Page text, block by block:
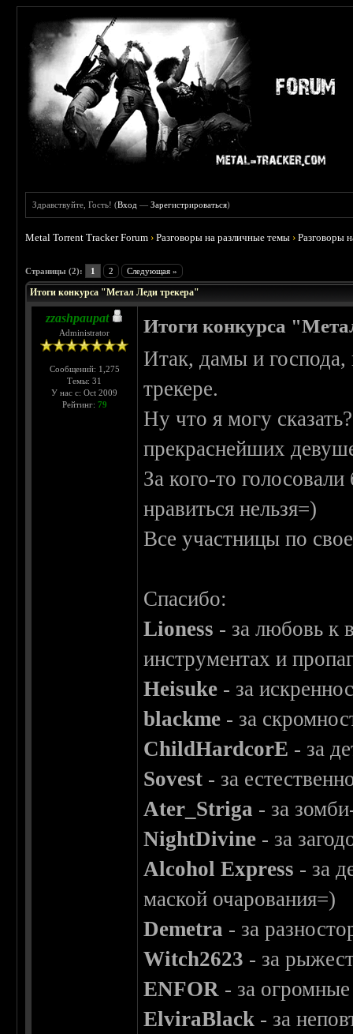
Здравствуйте, Гость! (Вход —Зарегистрироваться)
Metal Torrent Tracker Forum ›Разговоры на различные темы ›Разговоры
Страницы (2): 1 2 Следующая »
Итоги конкурса "Метал Леди трекера"
zzashpaupat
Administrator
Сообщений: 1,275
Темы: 31
У нас с: Oct 2009
Рейтинг: 79
Итоги конкурса
Итак, дамы и господа,
трекере.
Ну что я могу
прекраснейших
За кого-то
нравиться нельзя=)
Все участницы по
Спасибо:
Lioness - за любовь к
инструментах и
Heisuke - за
blackme - за
ChildHardcorE - за
Sovest - за
Ater_Striga - за
NightDivine - за
Alcohol Express - за
маской очарования=)
Demetra - за
Witch2623 - за
ENFOR - за
ElviraBlack - за